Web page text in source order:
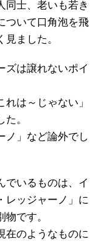
同士、老いも若き
ついて口角泡を飛
ました。
ズは譲れないポイ
は～じゃない」
。
ノ」など論外でし
でいるものは、イ
レッジャーノ」に
です。
在のようなものに